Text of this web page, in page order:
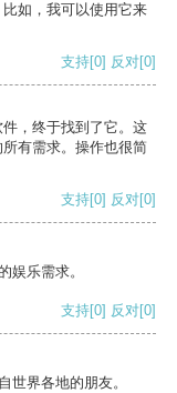
如，我可以使用它来
支持[0] 反对[0]
，终于找到了它。这
有需求。操作也很简
支持[0] 反对[0]
娱乐需求。
支持[0] 反对[0]
世界各地的朋友。